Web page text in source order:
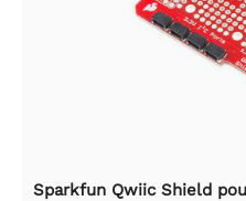
Sparkfun Qwiic Shield